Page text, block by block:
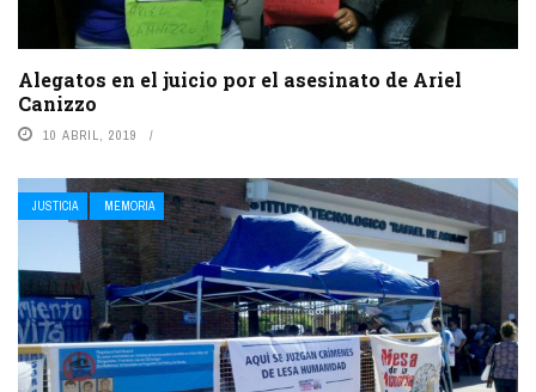
Alegatos en el juicio por el asesinato de Ariel
Canizzo
10 ABRIL, 2019
JUSTICIA MEMORIA